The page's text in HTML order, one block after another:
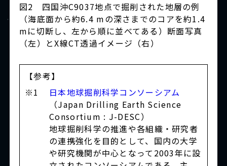
図2 四国沖C9037地点で掘削された地層の例
（海底面から約6.4 mの深さまでのコアを約1.4
mに切断し、左から順に並べてある）断面写真
（左）とX線CT透過イメージ（右）
【参考】
※1
日本地球掘削科学コンソーシアム
（Japan Drilling Earth Science
Consortium : J-DESC）
地球掘削科学の推進や各組織・研究者
の連携強化を目的として、国内の大学
や研究機関が中心となって2003年に設